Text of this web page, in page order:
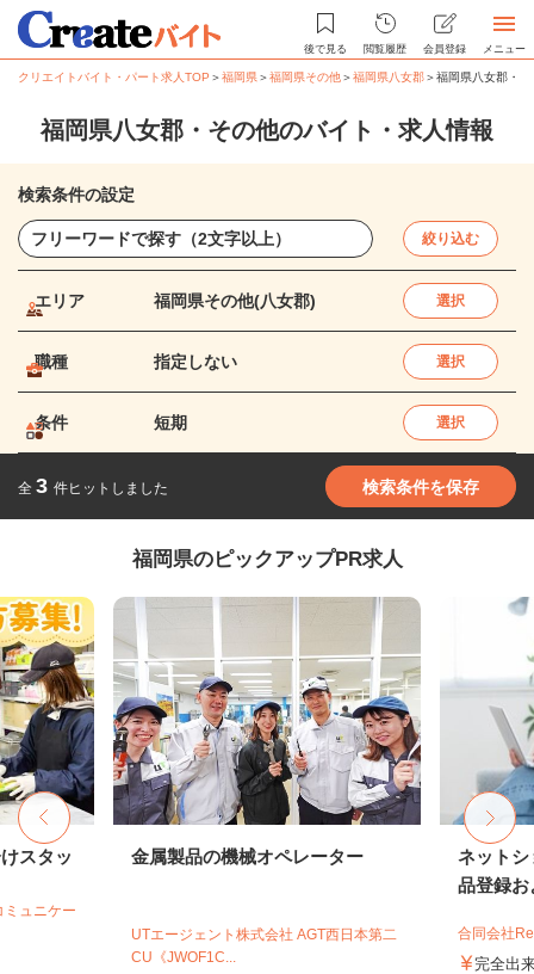
後で見る 閲覧履歴 会員登録 メニュー
クリエイトバイト・パート求人TOP ＞福岡県＞福岡県その他＞福岡県八女郡＞福岡県八女郡・
福岡県八女郡・その他のバイト・求人情報
検索条件の設定
絞り込む
エリア 福岡県その他(八女郡) 選択
職種 指定しない 選択
条件 短期 選択
全 3 件ヒットしました 検索条件を保存
福岡県のピックアップPR求人
スタッ
ュニケー
金属製品の機械オペレーター
UTエージェント株式会社 AGT西日本第二
CU《JWOF1C...
ネットシ
品登録お
合同会社
完全出